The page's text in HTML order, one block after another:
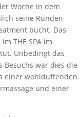
Woche in dem
seine Runden
bucht. Das
THE SPA im
Unbedingt das
Besuchs war dies die
einer wohlduftenden
und einer